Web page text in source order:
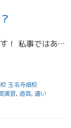
こんにちは、担任助手の姉川です！ 私事ではありますが、先日、教育実習で玉名高校に行ってきました！毎日朝から晩まで授業準備や教材研究に追われ大変ではあったのですが、本当に濃くて貴重な時間を過ごしてきました。授業をする機会が […]
玉名寺畑校
演習, 道具, 違い